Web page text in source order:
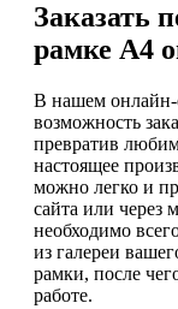
Заказать
рамке А4
В нашем онлайн-
возможность
превратив
настоящее
можно легко и
сайта или через
необходимо
из галереи
рамки, после
работе.